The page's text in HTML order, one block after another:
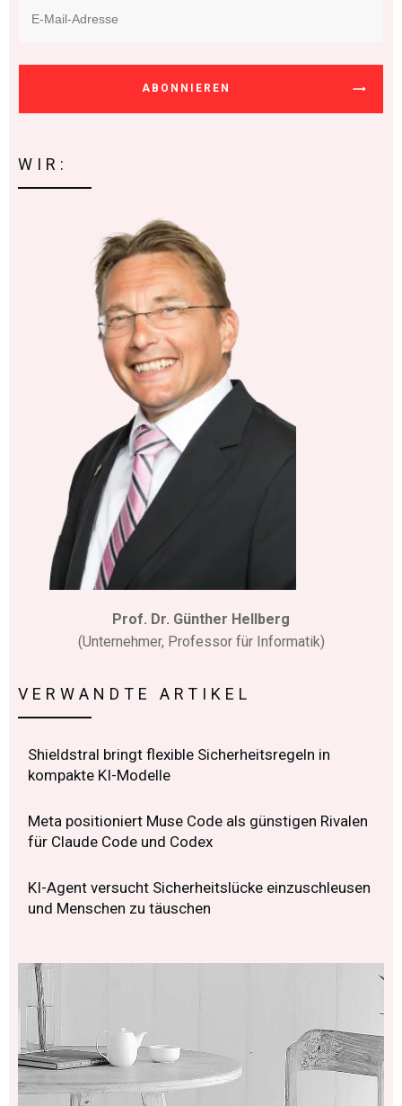
ABONNIEREN
WIR:
Prof. Dr. Günther Hellberg
(Unternehmer, Professor für Informatik)
VERWANDTE ARTIKEL
Shieldstral bringt flexible Sicherheitsregeln in
kompakte KI-Modelle
Meta positioniert Muse Code als günstigen Rivalen
für Claude Code und Codex
KI-Agent versucht Sicherheitslücke einzuschleusen
und Menschen zu täuschen